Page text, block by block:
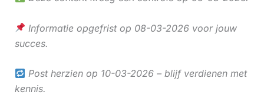
Informatie opgefrist op 08-03-2026 voor jouw
succes.
Post herzien op 10-03-2026 – blijf verdienen met
kennis.